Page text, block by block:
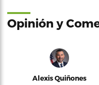
Opinión y
Alexis Quiñones